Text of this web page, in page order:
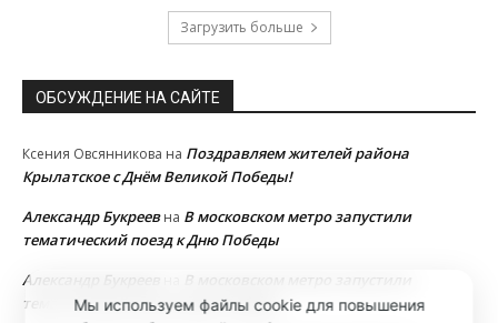
Загрузить больше
ОБСУЖДЕНИЕ НА САЙТЕ
Ксения Овсянникова на Поздравляем жителей района
Крылатское с Днём Великой Победы!
Александр Букреевна В московском метро запустили
тематический поезд к Дню Победы
Александр Букреев
В московском метро запустили
тематический поезд к Дню Победы
Мы используем файлы cookie для повышения